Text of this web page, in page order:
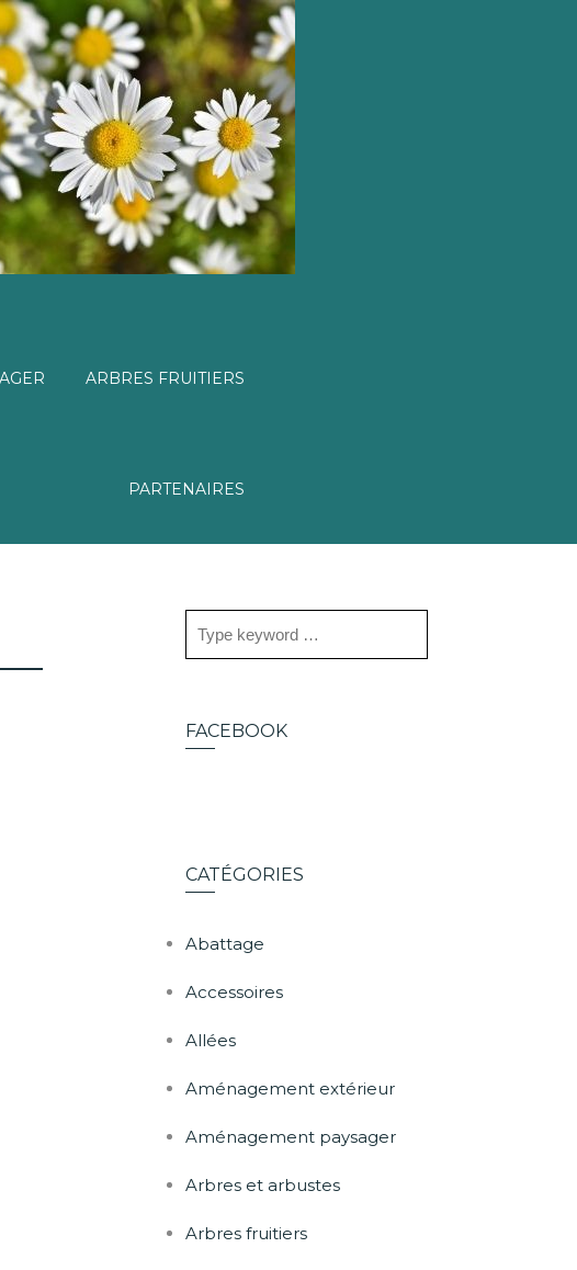
ARBRES FRUITIERS
PARTENAIRES
FACEBOOK
CATÉGORIES
Abattage
Accessoires
Allées
Aménagement extérieur
Aménagement paysager
Arbres et arbustes
Arbres fruitiers